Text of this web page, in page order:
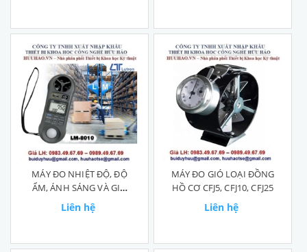
MÁY ĐO NHIỆT ĐỘ, ĐỘ
ẨM, ÁNH SÁNG VÀ GIÓ
LM-8010
Liên hệ
MÁY ĐO GIÓ LOẠI ĐỒNG
HỒ CƠ CFJ5, CFJ10, CFJ25
Liên hệ